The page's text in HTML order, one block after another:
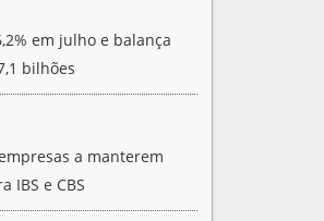
em julho e balança
bilhões
a manterem
IBS e CBS